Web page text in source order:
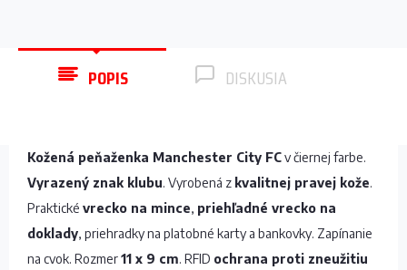
POPIS DISKUSIA
Kožená peňaženka Manchester City FCv čiernej farbe.
Vyrazený znak klubu. Vyrobená z kvalitnej pravej kože.
Praktické vrecko na mince, priehľadné vrecko na
doklady, priehradky na platobné karty a bankovky. Zapínanie
na cvok. Rozmer11 x 9 cm. RFID ochrana proti zneužitiu